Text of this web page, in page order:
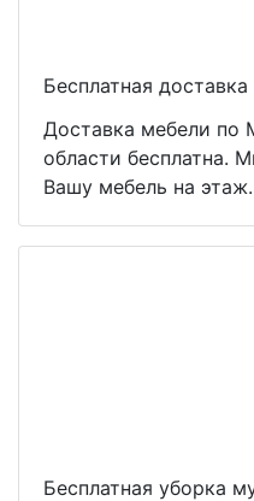
Бесплатная доставка
Доставка мебели по
области бесплатна.
Вашу мебель на этаж.
Бесплатная уборка